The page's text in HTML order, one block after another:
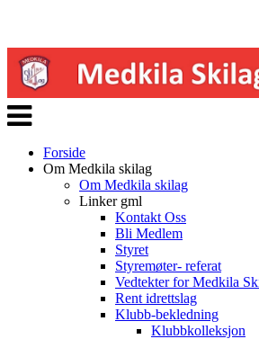
Veksle
navigasjon
Forside
Om Medkila skilag
Om Medkila skilag
Linker gml
Kontakt Oss
Bli Medlem
Styret
Styremøter- referat
Vedtekter for Medkila
Rent idrettslag
Klubb-bekledning
Klubbkolleksjon